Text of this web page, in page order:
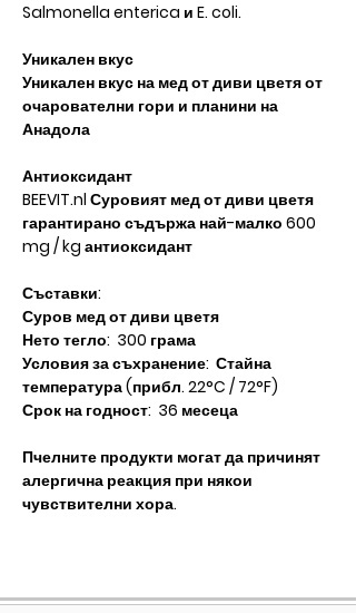
Salmonella enterica и E. coli.
Уникален вкус
Уникален вкус на мед от диви цветя от
очарователни гори и планини на
Анадола
Антиоксидант
BEEVIT.nl Суровият мед от диви цветя
гарантирано съдържа най-малко 600
mg / kg антиоксидант
Съставки:
Суров мед от диви цветя
Нето тегло: 300 грама
Условия за съхранение: Стайна
температура (прибл. 22°C / 72°F)
Срок на годност: 36 месеца
Пчелните продукти могат да причинят
алергична реакция при някои
чувствителни хора.